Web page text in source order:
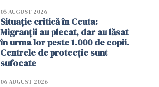
05 AUGUST 2026
Situație critică în Ceuta:
Migranții au plecat, dar au lăsat
în urma lor peste 1.000 de copii.
Centrele de protecție sunt
sufocate
06 AUGUST 2026